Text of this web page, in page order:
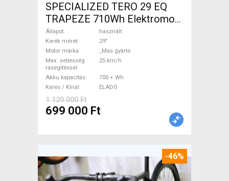
SPECIALIZED TERO 29 EQ
TRAPEZE 710Wh Elektromos
Trekking/cross 25 km/h _Más
gyártó 700 + Wh használt
ELADÓ
Állapot
használt
Kerék méret
29"
Motor márka
_Más gyártó
Max. sebesség
rásegítéssel
25 km/h
Akku kapacitás
700 + Wh
Keres / Kínál
ELADÓ
1 120 000 Ft
699 000 Ft
-46%